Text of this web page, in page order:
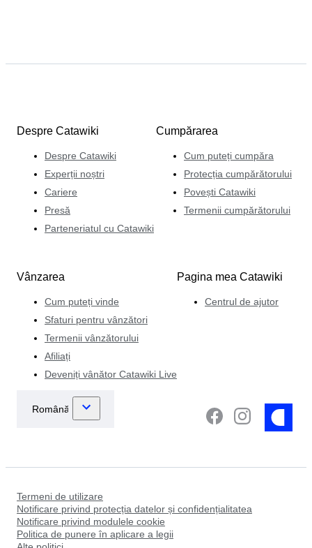
Despre Catawiki
Despre Catawiki
Experții noștri
Cariere
Presă
Parteneriatul cu Catawiki
Cumpărarea
Cum puteți cumpăra
Protecția cumpărătorului
Povești Catawiki
Termenii cumpărătorului
Vânzarea
Cum puteți vinde
Sfaturi pentru vânzători
Termenii vânzătorului
Afiliați
Deveniți vânător Catawiki Live
Pagina mea Catawiki
Centrul de ajutor
Termeni de utilizare
Notificare privind protecția datelor și confidențialitatea
Notificare privind modulele cookie
Politica de punere în aplicare a legii